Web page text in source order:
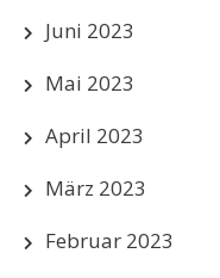
Juni 2023
Mai 2023
April 2023
März 2023
Februar 2023